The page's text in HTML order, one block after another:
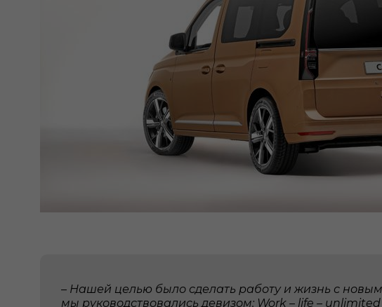
– Нашей целью было сделать работу и жизнь с
мы руководствовались девизом: Work – life –